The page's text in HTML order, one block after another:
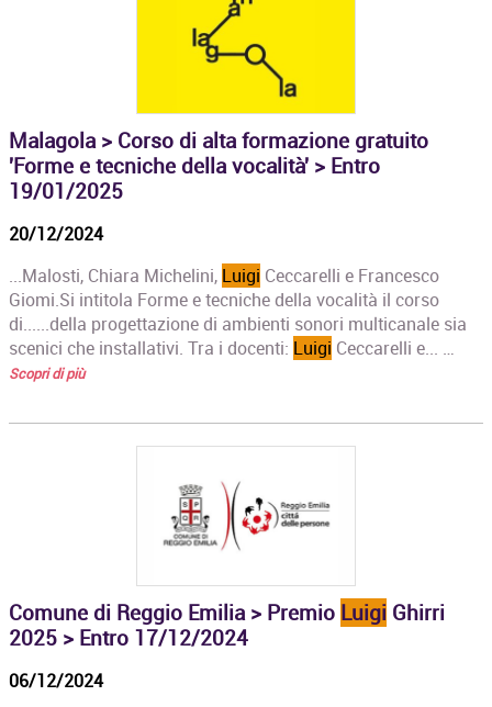
Malagola > Corso di alta formazione gratuito
'Forme e tecniche della vocalità' > Entro
19/01/2025
20/12/2024
...Malosti, Chiara Michelini, Luigi Ceccarelli e Francesco
Giomi.Si intitola Forme e tecniche della vocalità il corso
di......della progettazione di ambienti sonori multicanale sia
scenici che installativi. Tra i docenti: Luigi Ceccarelli e... …
Scopri di più
Comune di Reggio Emilia > Premio Luigi Ghirri
2025 > Entro 17/12/2024
06/12/2024